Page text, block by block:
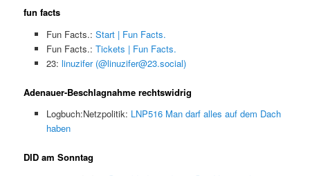
fun facts
Fun Facts.: Start | Fun Facts.
Fun Facts.: Tickets | Fun Facts.
23: linuzifer (@linuzifer@23.social)
Adenauer-Beschlagnahme rechtswidrig
Logbuch:Netzpolitik: LNP516 Man darf alles auf dem Dach
haben
DID am Sonntag